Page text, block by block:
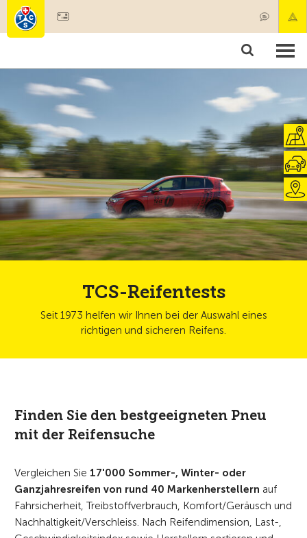
Mitgliedschaft & Leistungen
Test, Sicherheit & Gesundheit
TCS-Reifentests
Seit 1973 helfen wir Ihnen bei der Auswahl eines
richtigen und sicheren Reifens.
Finden Sie den bestgeeigneten Pneu
mit der Reifensuche
Vergleichen Sie 17'000 Sommer-, Winter- oder
Ganzjahresreifen von rund 40 Markenherstellern auf
Fahrsicherheit, Treibstoffverbrauch, Komfort/Geräusch und
Nachhaltigkeit/Verschleiss. Nach Reifendimension, Last-,